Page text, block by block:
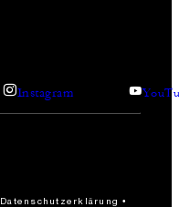
Instagram
Datenschutzerklärung